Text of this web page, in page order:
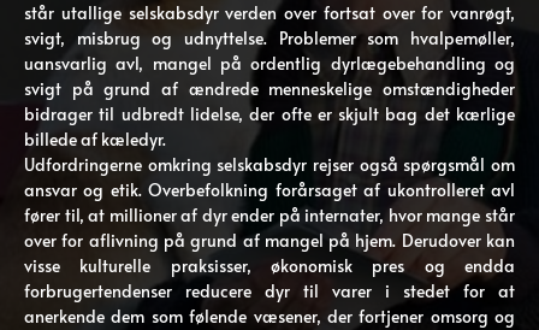
står utallige selskabsdyr verden over fortsat over for vanrøgt,
svigt, misbrug og udnyttelse. Problemer som hvalpemøller,
uansvarlig avl, mangel på ordentlig dyrlægebehandling og
svigt på grund af ændrede menneskelige omstændigheder
bidrager til udbredt lidelse, der ofte er skjult bag det kærlige
billede af kæledyr.
Udfordringerne omkring selskabsdyr rejser også spørgsmål om
ansvar og etik. Overbefolkning forårsaget af ukontrolleret avl
fører til, at millioner af dyr ender på internater, hvor mange står
over for aflivning på grund af mangel på hjem. Derudover kan
visse kulturelle praksisser, økonomisk pres og endda
forbrugertendenser reducere dyr til varer i stedet for at
anerkende dem som følende væsener, der fortjener omsorg og